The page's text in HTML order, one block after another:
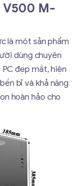
V500 M-
là một sản phẩm
dùng chuyên
đẹp mắt, hiện
bỉ và khả năng
hoàn hảo cho